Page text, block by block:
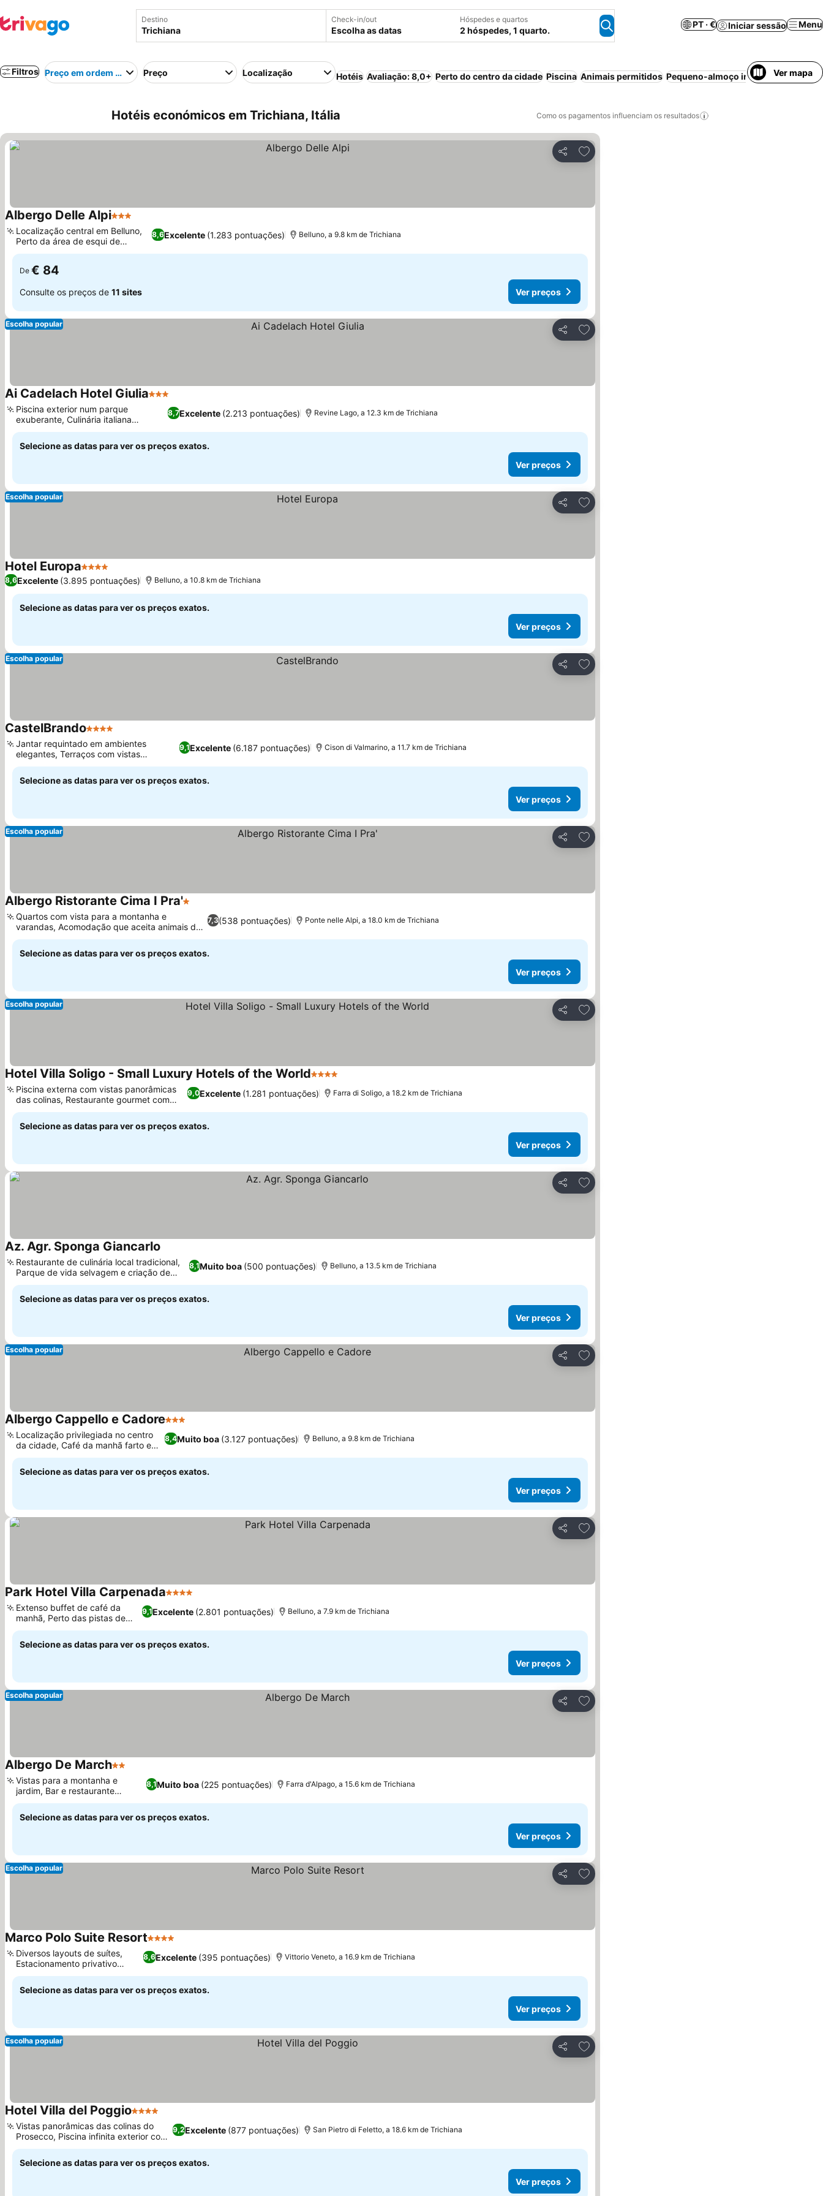
Destino Check-in/out
Escolha as datas
Hóspedes e quartos
2 hóspedes, 1 quarto.
PT · € Iniciar sessão Menu
Filtros Preço em ordem crescentePreço Localização Hotéis Avaliação: 8,0+ Perto do centro da cidade Piscina Animais permitidos Pequeno-almoço incluídoVer mapa
Hotéis económicos em Trichiana, Itália Como os pagamentos influenciam os resultados
Partilhar
Adicionar aos favoritos
Albergo Delle Alpi3 Estrelas
8,6Excelente (1.283 pontuações)
Localização central em Belluno,
Perto da área de esqui de
Nevegal
Belluno, a 9.8 km de Trichiana
De € 84
Consulte os preços de 11 sites Ver preços
Partilhar
Adicionar aos favoritos
Escolha popular
Ai Cadelach Hotel Giulia3 Estrelas
8,7Excelente (2.213 pontuações)
Piscina exterior num parque
exuberante, Culinária italiana
tradicional premiada
Revine Lago, a 12.3 km de Trichiana
Selecione as datas para ver os preços exatos.
Ver preços
Partilhar
Adicionar aos favoritos
Escolha popular
Hotel Europa4 Estrelas
8,6Excelente (3.895 pontuações) Belluno, a 10.8 km de Trichiana
Selecione as datas para ver os preços exatos.
Ver preços
Partilhar
Adicionar aos favoritos
Escolha popular
CastelBrando4 Estrelas
9,1Excelente (6.187 pontuações)
Jantar requintado em ambientes
elegantes, Terraços com vistas
deslumbrantes do vale
Cison di Valmarino, a 11.7 km de Trichiana
Selecione as datas para ver os preços exatos.
Ver preços
Partilhar
Adicionar aos favoritos
Escolha popular
Albergo Ristorante Cima I Pra'1 Estrelas
7,3(538 pontuações)
Quartos com vista para a montanha e
varandas, Acomodação que aceita animais de
estimação
Ponte nelle Alpi, a 18.0 km de Trichiana
Selecione as datas para ver os preços exatos.
Ver preços
Partilhar
Adicionar aos favoritos
Escolha popular
Hotel Villa Soligo - Small Luxury Hotels of the World4 Estrelas
9,0Excelente (1.281 pontuações)
Piscina externa com vistas panorâmicas
das colinas, Restaurante gourmet com
chef renomado
Farra di Soligo, a 18.2 km de Trichiana
Selecione as datas para ver os preços exatos.
Ver preços
Partilhar
Adicionar aos favoritos
Az. Agr. Sponga Giancarlo
8,1Muito boa (500 pontuações)
Restaurante de culinária local tradicional,
Parque de vida selvagem e criação de
trutas no local
Belluno, a 13.5 km de Trichiana
Selecione as datas para ver os preços exatos.
Ver preços
Partilhar
Adicionar aos favoritos
Escolha popular
Albergo Cappello e Cadore3 Estrelas
8,4Muito boa (3.127 pontuações)
Localização privilegiada no centro
da cidade, Café da manhã farto e
variado
Belluno, a 9.8 km de Trichiana
Selecione as datas para ver os preços exatos.
Ver preços
Partilhar
Adicionar aos favoritos
Park Hotel Villa Carpenada4 Estrelas
9,1Excelente (2.801 pontuações)
Extenso buffet de café da
manhã, Perto das pistas de
esqui
Belluno, a 7.9 km de Trichiana
Selecione as datas para ver os preços exatos.
Ver preços
Partilhar
Adicionar aos favoritos
Escolha popular
Albergo De March2 Estrelas
8,1Muito boa (225 pontuações)
Vistas para a montanha e
jardim, Bar e restaurante
integrados
Farra d'Alpago, a 15.6 km de Trichiana
Selecione as datas para ver os preços exatos.
Ver preços
Partilhar
Adicionar aos favoritos
Escolha popular
Marco Polo Suite Resort4 Estrelas
8,6Excelente (395 pontuações)
Diversos layouts de suítes,
Estacionamento privativo
seguro
Vittorio Veneto, a 16.9 km de Trichiana
Selecione as datas para ver os preços exatos.
Ver preços
Partilhar
Adicionar aos favoritos
Escolha popular
Hotel Villa del Poggio4 Estrelas
9,2Excelente (877 pontuações)
Vistas panorâmicas das colinas do
Prosecco, Piscina infinita exterior com
jacuzzi
San Pietro di Feletto, a 18.6 km de Trichiana
Selecione as datas para ver os preços exatos.
Ver preços